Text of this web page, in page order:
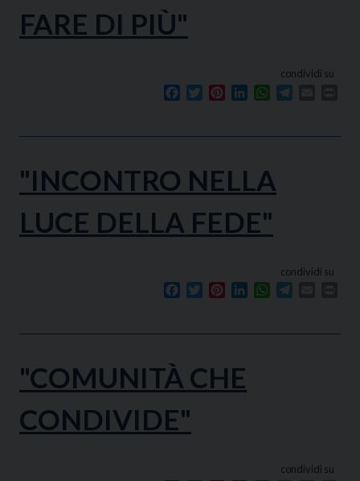
FARE DI PIÙ"
condividi su
Facebook
TwitterPinterestLinkedInWhatsApp
"INCONTRO NELLA
LUCE DELLA FEDE"
condividi su
Facebook
TwitterPinterestLinkedInWhatsApp
"COMUNITÀ CHE
CONDIVIDE"
condividi su